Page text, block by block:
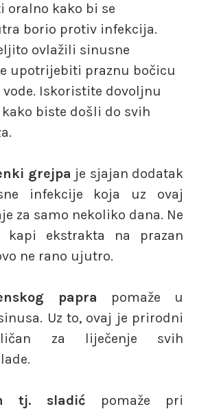
oralno kako bi se
borio protiv infekcija.
ovlažili sinusne
upotrijebiti praznu bočicu
Iskoristite dovoljnu
biste došli do svih
grejpa je sjajan dodatak
infekcije koja uz ovaj
za samo nekoliko dana. Ne
kapi ekstrakta na prazan
ne rano ujutro.
papra pomaže u
Uz to, ovaj je prirodni
za liječenje svih
tj. sladić pomaže pri